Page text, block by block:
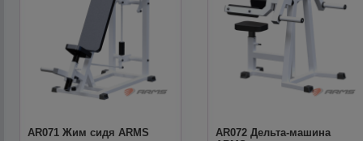
AR071 Жим сидя ARMS
AR072 Дельта-машина